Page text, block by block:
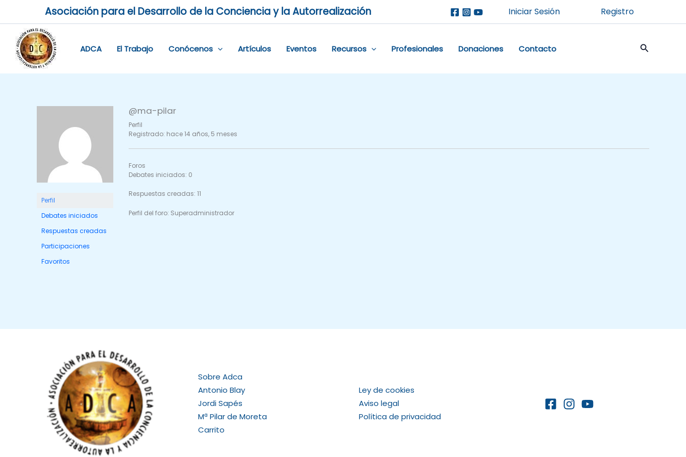
contenido
Asociación para el Desarrollo de la Conciencia y la Autorrealización Iniciar Sesión Registro
ADCA El Trabajo Conócenos Artículos Eventos Recursos Profesionales Donaciones Contacto Buscar
Perfil
Debates iniciados
Respuestas creadas
Participaciones
Favoritos
@ma-pilar
Perfil
Registrado: hace 14 años, 5 meses
Foros
Debates iniciados: 0
Respuestas creadas: 11
Perfil del foro: Superadministrador
Sobre Adca
Antonio Blay
Jordi Sapés
Mª Pilar de Moreta
Carrito
Ley de cookies
Aviso legal
Política de privacidad